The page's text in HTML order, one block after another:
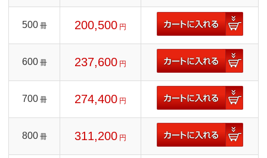
500 冊 200,500 円
600 冊 237,600 円
700 冊 274,400 円
800 冊 311,200 円